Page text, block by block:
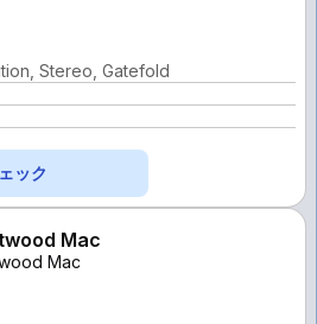
Stereo, Gatefold
ック
Mac
Mac